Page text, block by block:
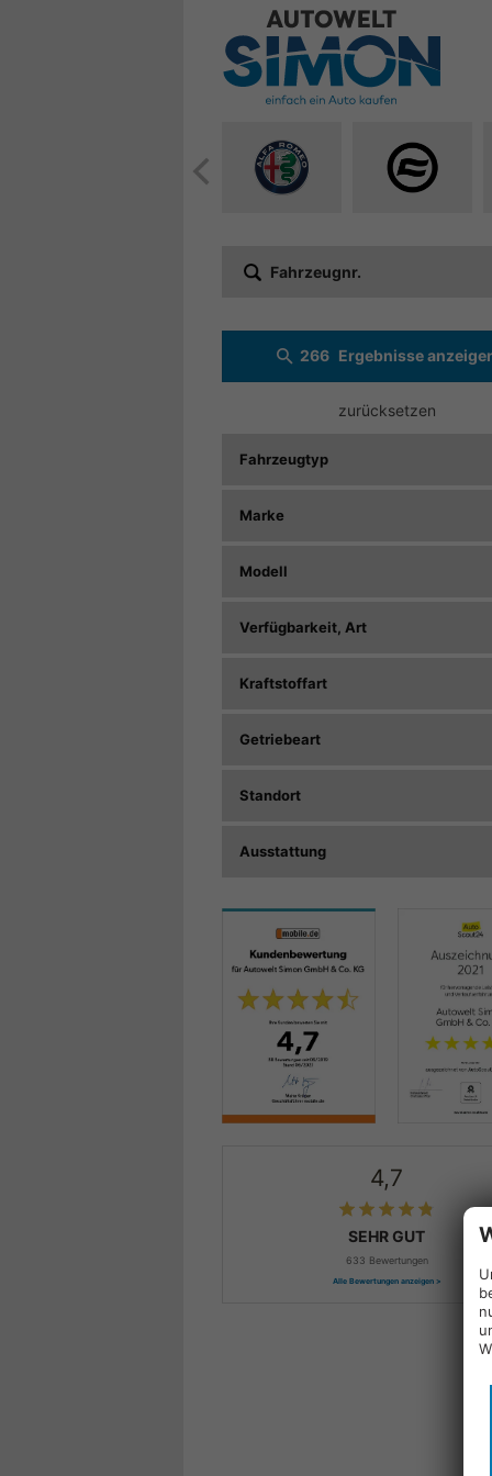
Alle
Romeo
Alle
Fahrzeugtyp
Marke
Modell
Verfügbarkeit, Art
Kraftstoffart
Getriebeart
Standort
Ausstattung
266 Ergebnisse
zurücksetzen
4,7
SEHR GUT
633 Bewertungen
Alle Bewertungen anzeigen >